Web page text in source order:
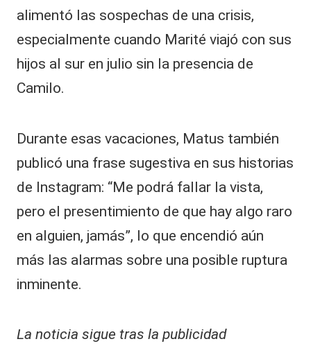
alimentó las sospechas de una crisis,
especialmente cuando Marité viajó con sus
hijos al sur en julio sin la presencia de
Camilo.
Durante esas vacaciones, Matus también
publicó una frase sugestiva en sus historias
de Instagram: “Me podrá fallar la vista,
pero el presentimiento de que hay algo raro
en alguien, jamás”, lo que encendió aún
más las alarmas sobre una posible ruptura
inminente.
La noticia sigue tras la publicidad